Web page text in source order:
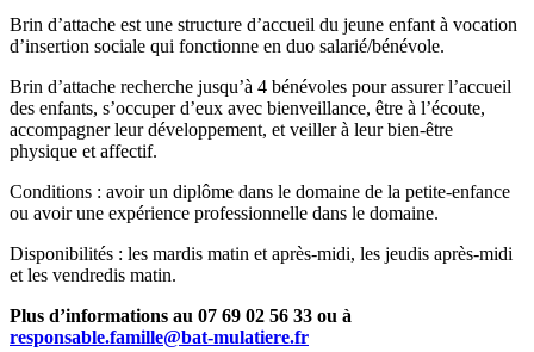
Brin d’attache est une structure d’accueil du jeune enfant à vocation
d’insertion sociale qui fonctionne en duo salarié/bénévole.
Brin d’attache recherche jusqu’à 4 bénévoles pour assurer l’accueil
des enfants, s’occuper d’eux avec bienveillance, être à l’écoute,
accompagner leur développement, et veiller à leur bien-être
physique et affectif.
Conditions : avoir un diplôme dans le domaine de la petite-enfance
ou avoir une expérience professionnelle dans le domaine.
Disponibilités : les mardis matin et après-midi, les jeudis après-midi
et les vendredis matin.
Plus d’informations au 07 69 02 56 33 ou à
responsable.famille@bat-mulatiere.fr